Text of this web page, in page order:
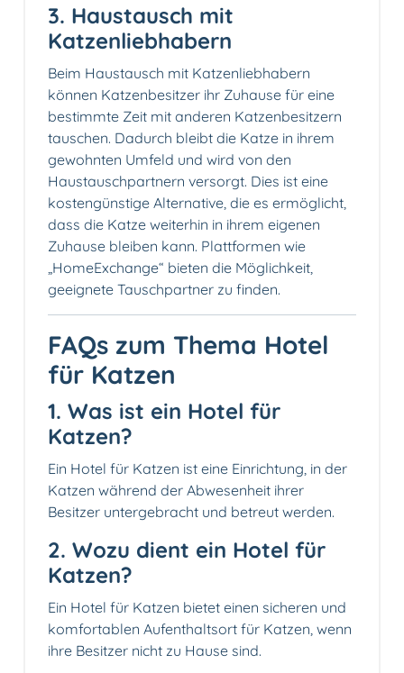
3. Haustausch mit
Katzenliebhabern
Beim Haustausch mit Katzenliebhabern
können Katzenbesitzer ihr Zuhause für eine
bestimmte Zeit mit anderen Katzenbesitzern
tauschen. Dadurch bleibt die Katze in ihrem
gewohnten Umfeld und wird von den
Haustauschpartnern versorgt. Dies ist eine
kostengünstige Alternative, die es ermöglicht,
dass die Katze weiterhin in ihrem eigenen
Zuhause bleiben kann. Plattformen wie
„HomeExchange“ bieten die Möglichkeit,
geeignete Tauschpartner zu finden.
FAQs zum Thema Hotel
für Katzen
1. Was ist ein Hotel für
Katzen?
Ein Hotel für Katzen ist eine Einrichtung, in der
Katzen während der Abwesenheit ihrer
Besitzer untergebracht und betreut werden.
2. Wozu dient ein Hotel für
Katzen?
Ein Hotel für Katzen bietet einen sicheren und
komfortablen Aufenthaltsort für Katzen, wenn
ihre Besitzer nicht zu Hause sind.